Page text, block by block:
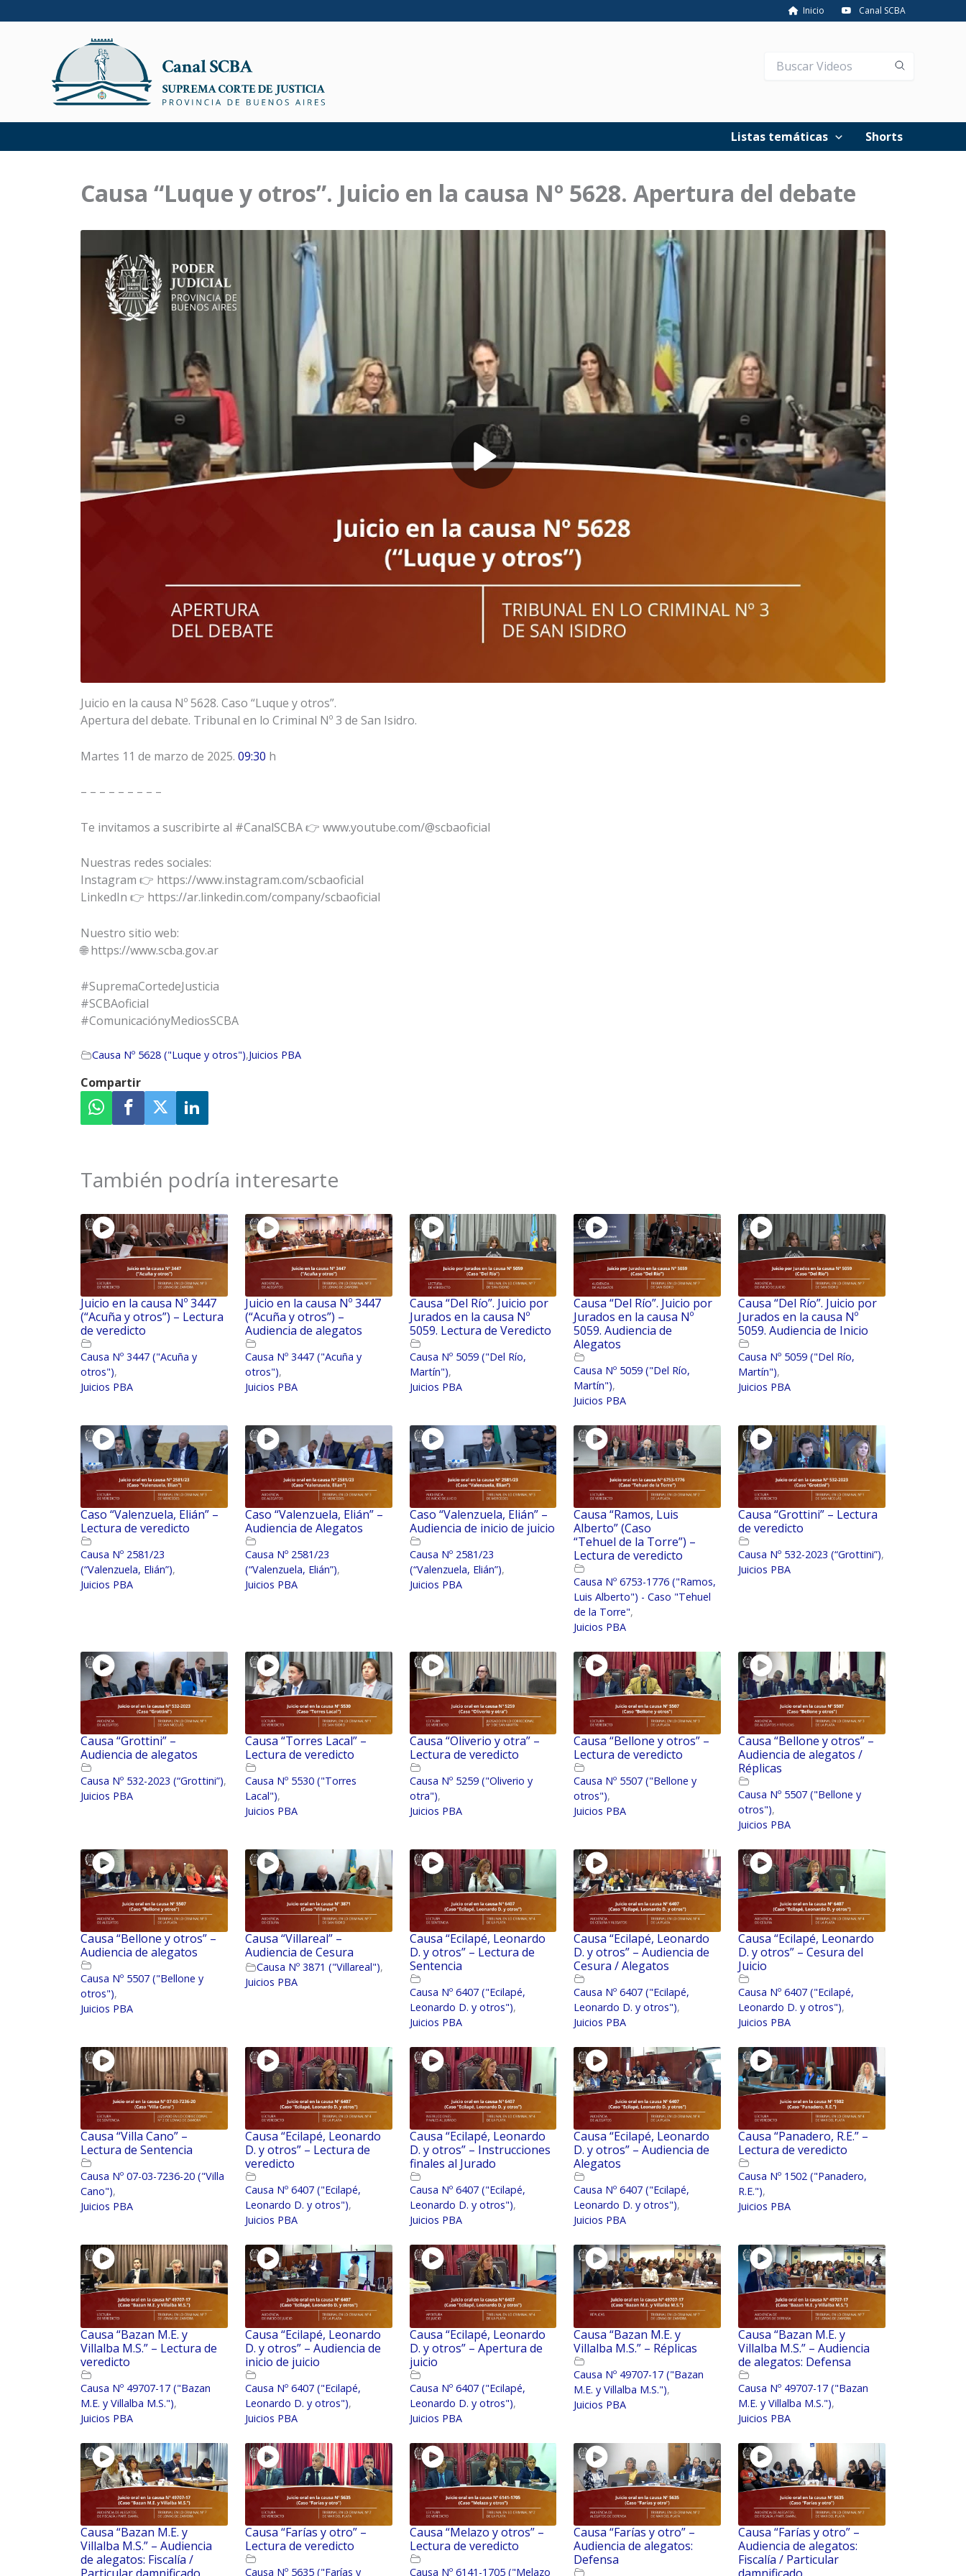
al
Inicio Canal SCBA
Listas temáticas Shorts
Causa “Luque y otros”. Juicio en la causa Nº 5628. Apertura del debate
Juicio en la causa Nº 5628. Caso “Luque y otros”.
Apertura del debate. Tribunal en lo Criminal Nº 3 de San Isidro.
Martes 11 de marzo de 2025. 09:30 h
– – – – – – – – –
Te invitamos a suscribirte al #CanalSCBA 👉 www.youtube.com/@scbaoficial
Nuestras redes sociales:
Instagram 👉 https://www.instagram.com/scbaoficial
LinkedIn 👉 https://ar.linkedin.com/company/scbaoficial
Nuestro sitio web:
🌐 https://www.scba.gov.ar
#SupremaCortedeJusticia
#SCBAoficial
#ComunicaciónyMediosSCBA
Causa Nº 5628 ("Luque y otros"),Juicios PBA
Juicio en la causa Nº 3447
(“Acuña y otros”) – Lectura
de veredicto
Causa Nº 3447 ("Acuña y
otros"),
Juicios PBA
Juicio en la causa Nº 3447
(“Acuña y otros”) –
Audiencia de alegatos
Causa Nº 3447 ("Acuña y
otros"),
Juicios PBA
Causa “Del Río”. Juicio por
Jurados en la causa Nº
5059. Lectura de Veredicto
Causa Nº 5059 ("Del Río,
Martín"),
Juicios PBA
Causa “Del Río”. Juicio por
Jurados en la causa Nº
5059. Audiencia de
Alegatos
Causa Nº 5059 ("Del Río,
Martín"),
Juicios PBA
Causa “Del Río”. Juicio por
Jurados en la causa Nº
5059. Audiencia de Inicio
Causa Nº 5059 ("Del Río,
Martín"),
Juicios PBA
Caso “Valenzuela, Elián” –
Lectura de veredicto
Causa Nº 2581/23
(“Valenzuela, Elián”),
Juicios PBA
Caso “Valenzuela, Elián” –
Audiencia de Alegatos
Causa Nº 2581/23
(“Valenzuela, Elián”),
Juicios PBA
Caso “Valenzuela, Elián” –
Audiencia de inicio de juicio
Causa Nº 2581/23
(“Valenzuela, Elián”),
Juicios PBA
Causa “Ramos, Luis
Alberto” (Caso
“Tehuel de la Torre”) –
Lectura de veredicto
Causa Nº 6753-1776 ("Ramos,
Luis Alberto") - Caso "Tehuel
de la Torre",
Juicios PBA
Causa “Grottini” – Lectura
de veredicto
Causa Nº 532-2023 (“Grottini”),
Juicios PBA
Causa “Grottini” –
Audiencia de alegatos
Causa Nº 532-2023 (“Grottini”),
Juicios PBA
Causa “Torres Lacal” –
Lectura de veredicto
Causa Nº 5530 ("Torres
Lacal"),
Juicios PBA
Causa “Oliverio y otra” –
Lectura de veredicto
Causa Nº 5259 ("Oliverio y
otra"),
Juicios PBA
Causa “Bellone y otros” –
Lectura de veredicto
Causa Nº 5507 ("Bellone y
otros"),
Juicios PBA
Causa “Bellone y otros” –
Audiencia de alegatos /
Réplicas
Causa Nº 5507 ("Bellone y
otros"),
Juicios PBA
Causa “Bellone y otros” –
Audiencia de alegatos
Causa Nº 5507 ("Bellone y
otros"),
Juicios PBA
Causa “Villareal” –
Audiencia de Cesura
Causa Nº 3871 ("Villareal"),
Juicios PBA
Causa “Ecilapé, Leonardo
D. y otros” – Lectura de
Sentencia
Causa Nº 6407 ("Ecilapé,
Leonardo D. y otros"),
Juicios PBA
Causa “Ecilapé, Leonardo
D. y otros” – Audiencia de
Cesura / Alegatos
Causa Nº 6407 ("Ecilapé,
Leonardo D. y otros"),
Juicios PBA
Causa “Ecilapé, Leonardo
D. y otros” – Cesura del
Juicio
Causa Nº 6407 ("Ecilapé,
Leonardo D. y otros"),
Juicios PBA
Causa “Villa Cano” –
Lectura de Sentencia
Causa Nº 07-03-7236-20 ("Villa
Cano"),
Juicios PBA
Causa “Ecilapé, Leonardo
D. y otros” – Lectura de
veredicto
Causa Nº 6407 ("Ecilapé,
Leonardo D. y otros"),
Juicios PBA
Causa “Ecilapé, Leonardo
D. y otros” – Instrucciones
finales al Jurado
Causa Nº 6407 ("Ecilapé,
Leonardo D. y otros"),
Juicios PBA
Causa “Ecilapé, Leonardo
D. y otros” – Audiencia de
Alegatos
Causa Nº 6407 ("Ecilapé,
Leonardo D. y otros"),
Juicios PBA
Causa “Panadero, R.E.” –
Lectura de veredicto
Causa Nº 1502 ("Panadero,
R.E."),
Juicios PBA
Causa “Bazan M.E. y
Villalba M.S.” – Lectura de
veredicto
Causa Nº 49707-17 ("Bazan
M.E. y Villalba M.S."),
Juicios PBA
Causa “Ecilapé, Leonardo
D. y otros” – Audiencia de
inicio de juicio
Causa Nº 6407 ("Ecilapé,
Leonardo D. y otros"),
Juicios PBA
Causa “Ecilapé, Leonardo
D. y otros” – Apertura de
juicio
Causa Nº 6407 ("Ecilapé,
Leonardo D. y otros"),
Juicios PBA
Causa “Bazan M.E. y
Villalba M.S.” – Réplicas
Causa Nº 49707-17 ("Bazan
M.E. y Villalba M.S."),
Juicios PBA
Causa “Bazan M.E. y
Villalba M.S.” – Audiencia
de alegatos: Defensa
Causa Nº 49707-17 ("Bazan
M.E. y Villalba M.S."),
Juicios PBA
Causa “Bazan M.E. y
Villalba M.S.” – Audiencia
de alegatos: Fiscalía /
Causa “Farías y otro” –
Lectura de veredicto
Causa Nº 5635 ("Farías y
Causa “Melazo y otros” –
Lectura de veredicto
Causa Nº 6141-1705 ("Melazo
Causa “Farías y otro” –
Audiencia de alegatos:
Defensa
Causa “Farías y otro” –
Audiencia de alegatos:
Fiscalía / Particular